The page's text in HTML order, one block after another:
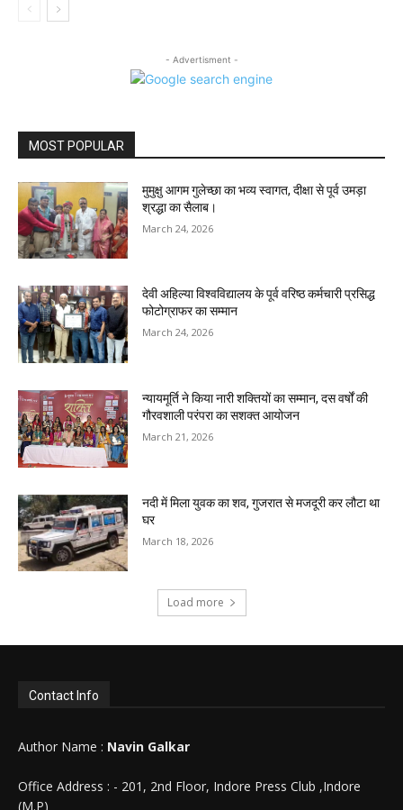
- Advertisment -
MOST POPULAR
मुमुक्षु आगम गुलेच्छा का भव्य स्वागत, दीक्षा से पूर्व उमड़ा
श्रद्धा का सैलाब।
March 24, 2026
देवी अहिल्या विश्वविद्यालय के पूर्व वरिष्ठ कर्मचारी प्रसिद्ध
फोटोग्राफर का सम्मान
March 24, 2026
न्यायमूर्ति ने किया नारी शक्तियों का सम्मान, दस वर्षों की
गौरवशाली परंपरा का सशक्त आयोजन
March 21, 2026
नदी में मिला युवक का शव, गुजरात से मजदूरी कर लौटा था
घर
March 18, 2026
Load more
Contact Info
Author Name : Navin Galkar
Office Address : - 201, 2nd Floor, Indore Press Club ,Indore
(M.P)